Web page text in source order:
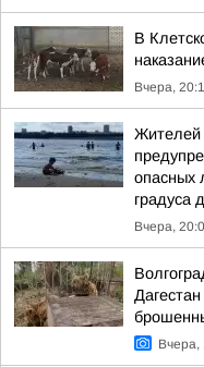
В
Вчера,
Жителей
опасных
градуса
Вчера,
Вчера,